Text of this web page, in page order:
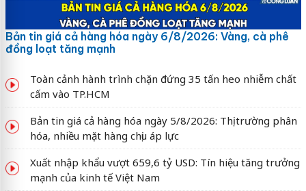
Bản tin giá cả hàng hóa ngày 6/8/2026: Vàng, cà phê
đồng loạt tăng mạnh
Toàn cảnh hành trình chặn đứng 35 tấn heo nhiễm chất
cấm vào TP.HCM
Bản tin giá cả hàng hóa ngày 5/8/2026: Thị trường phân
hóa, nhiều mặt hàng chịu áp lực
Xuất nhập khẩu vượt 659,6 tỷ USD: Tín hiệu tăng trưởng
mạnh của kinh tế Việt Nam